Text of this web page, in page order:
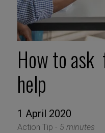
How to ask
help
1 April 2020
Action Tip - 5 minutes